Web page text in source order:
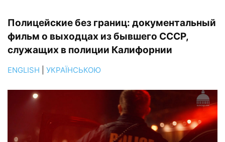
Полицейские без границ: документальный
фильм о выходцах из бывшего СССР,
служащих в полиции Калифорнии
ENGLISH УКРАЇНСЬКОЮ